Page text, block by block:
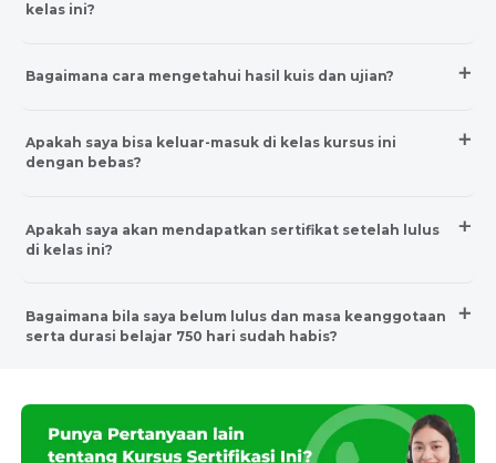
kelas ini?
Bagaimana cara mengetahui hasil kuis dan ujian?
Apakah saya bisa keluar-masuk di kelas kursus ini
dengan bebas?
Apakah saya akan mendapatkan sertifikat setelah lulus
di kelas ini?
Bagaimana bila saya belum lulus dan masa keanggotaan
serta durasi belajar 750 hari sudah habis?